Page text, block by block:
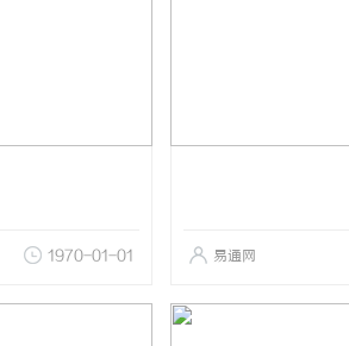
1970-01-01 易通网